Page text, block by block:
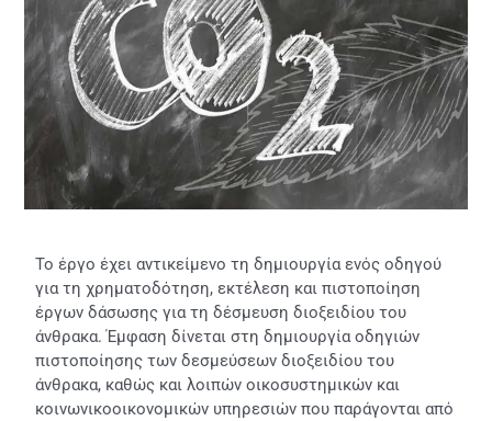
Το έργο έχει αντικείμενο τη δημιουργία ενός οδηγού
για τη χρηματοδότηση, εκτέλεση και πιστοποίηση
έργων δάσωσης για τη δέσμευση διοξειδίου του
άνθρακα. Έμφαση δίνεται στη δημιουργία οδηγιών
πιστοποίησης των δεσμεύσεων διοξειδίου του
άνθρακα, καθώς και λοιπών οικοσυστημικών και
κοινωνικοοικονομικών υπηρεσιών που παράγονται από